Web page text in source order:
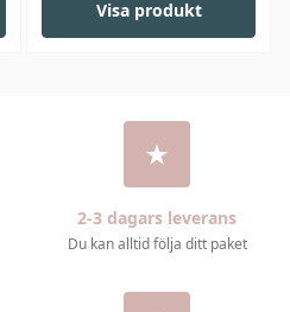
Visa produkt
2-3 dagars leverans
Du kan alltid följa ditt paket